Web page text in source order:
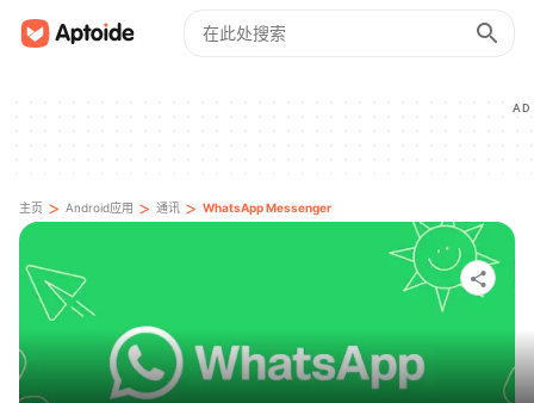
AD
主页 > Android应用 > 通讯 > WhatsApp Messenger